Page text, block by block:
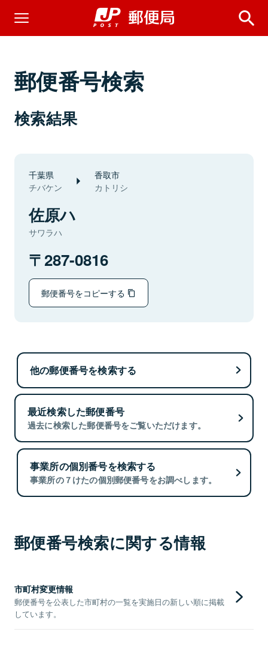
郵便番号検索
検索結果
千葉県
チバケン
香取市
カトリシ
佐原ハ
サワラハ
287-0816
郵便番号をコピーする
他の郵便番号を検索する
最近検索した郵便番号
過去に検索した郵便番号をご覧いただけます。
事業所の個別番号を検索する
事業所の７けたの個別郵便番号をお調べします。
郵便番号検索に関する情報
市町村変更情報
郵便番号を公表した市町村の一覧を実施日の新しい順に掲載
しています。